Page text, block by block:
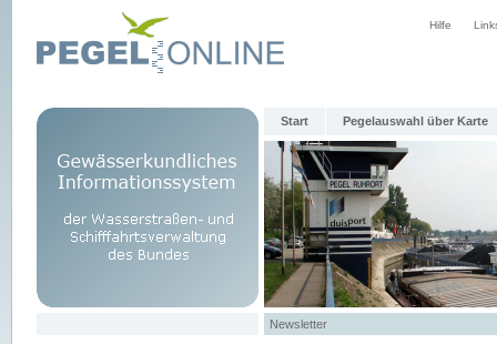
Hilfe
Start Pegelauswahl über Karte
Newsletter